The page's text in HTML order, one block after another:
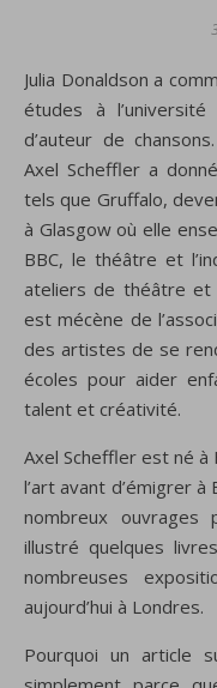
Julia Donaldson a commencé à écrire très jeune. Après ses
études à
d’auteur de
Axel Scheffler a
tels que Gruffalo,
à Glasgow où elle
BBC, le théâtre et
ateliers de théâtre et
est mécène de
des artistes de se
écoles pour aider
talent et créativité.
Axel Scheffler est né à
l’art avant d’émigrer
nombreux
illustré quelques
nombreuses
aujourd’hui à Londres.
Pourquoi un article